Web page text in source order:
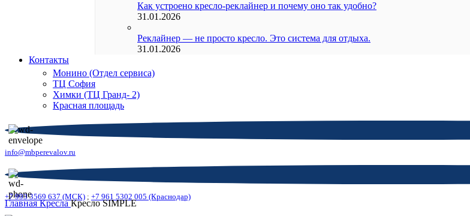
Как устроено кресло-реклайнер и почему оно так удобно?
31.01.2026
Реклайнер — не просто кресло. Это система для отдыха.
31.01.2026
Контакты
Монино (Отдел сервиса)
ТЦ София
Химки (ТЦ Гранд- 2)
Красная площадь
info@mbperevalov.ru
+7 993 3569 637 (МСК) ; +7 961 5302 005 (Краснодар)
ГлавнаяКреслаКресло SIMPLE